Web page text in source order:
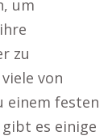
um
zu
von
einem festen
es einige